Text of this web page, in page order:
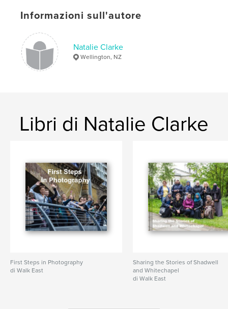
Informazioni sull'autore
Natalie Clarke
Wellington, NZ
Libri di Natalie Clarke
First Steps in Photography
di Walk East
Sharing the Stories of Shadwell
and Whitechapel
di Walk East